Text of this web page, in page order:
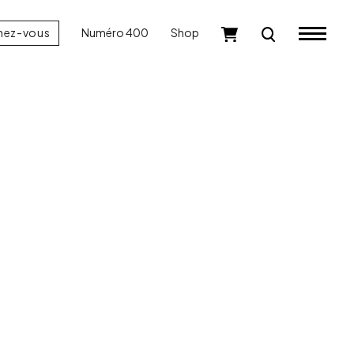
vous Numéro 400 Shop